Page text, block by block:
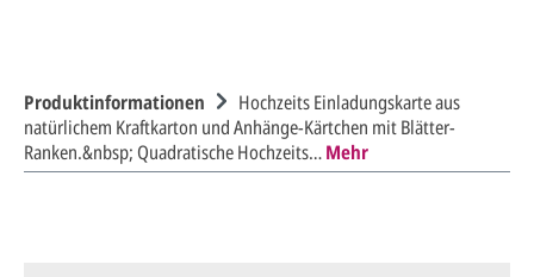
Produktinformationen
Hochzeits Einladungskarte aus
natürlichem Kraftkarton und Anhänge-Kärtchen mit Blätter-
Ranken.&nbsp; Quadratische Hochzeits…Mehr